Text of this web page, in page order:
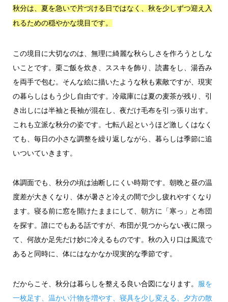
秋分は、夏を急いで片づける日ではなく、秋を少しずつ迎え入
れるための穏やかな境目です。
この境目に大切なのは、無理に綺麗な秋らしさを作ろうとしな
いことです。栗ご飯を炊き、ススキを飾り、読書をし、湯呑み
を両手で包む。そんな絵に描いたような秋も素敵ですが、現実
の暮らしはもう少し自由です。冷蔵庫には夏の麦茶が残り、引
き出しには半袖と長袖が混在し、夜だけ毛布を引っ張り出す。
これも立派な秋分の姿です。七転八起というほど激しくはなく
ても、毎日の小さな調整を繰り返しながら、暮らしは季節に追
いついていきます。
体調面でも、秋分の頃は油断しにくい時期です。朝晩と昼の温
度差が大きくなり、体が暑さと冷えの間で少し疲れやすくなり
ます。寝る前に窓を開けたままにして、朝方に「寒っ」と布団
を探す。誰にでもある話ですが、布団が見つからない夜に限っ
て、何故か足先だけ妙に冷えるものです。秋の入り口は風流で
あると同時に、体にはなかなか現実的な季節です。
だからこそ、秋分は暮らしを整える良い合図になります。 服を
一枚足す、温かい汁物を増やす、寝具を少し変える、夕方の散